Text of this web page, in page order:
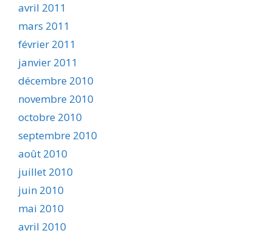
avril 2011
mars 2011
février 2011
janvier 2011
décembre 2010
novembre 2010
octobre 2010
septembre 2010
août 2010
juillet 2010
juin 2010
mai 2010
avril 2010